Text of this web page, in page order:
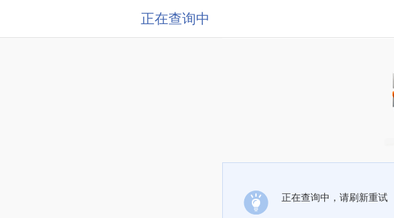
正在查询中
正在查询中，请刷新重试